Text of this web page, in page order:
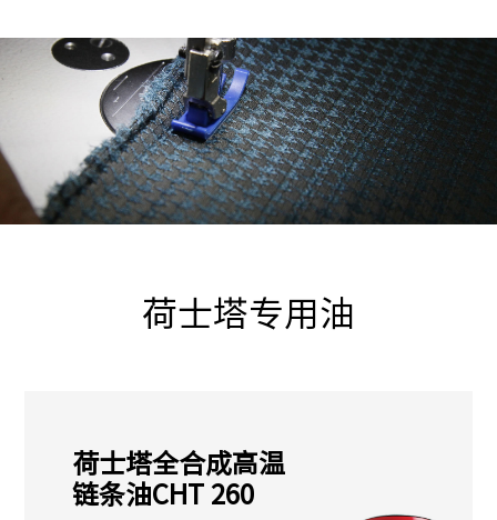
其他行业
荷士塔专用油
荷士塔全合成高温
链条油CHT 260